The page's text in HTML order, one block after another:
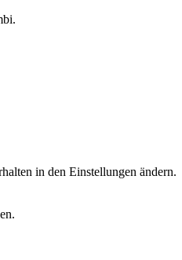
in den Einstellungen ändern.